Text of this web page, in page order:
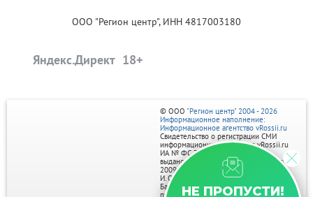
ООО "Регион центр", ИНН 4817003180
Яндекс.Директ
НЕ ПРОПУСТИ!
© ООО "Регион центр" 2004 - 2026
Информационное наполнение:
Информационное агентство vRossii.ru
Свидетельство о регистрации СМИ
информационного агентства vRossii.ru
ИА № ФС 77‑35502
выдано РОСКОМНАДЗОРом 04 марта
2009г.
И. О. Главного редактора Нарыков А. Н.
Баннеры на портале размещаются на
правах рекламы.